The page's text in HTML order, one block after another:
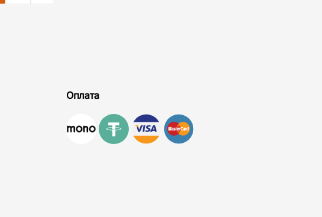
Оплата